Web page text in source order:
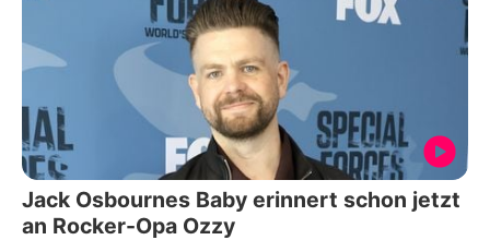
Jack Osbournes Baby erinnert schon jetzt
an Rocker-Opa Ozzy